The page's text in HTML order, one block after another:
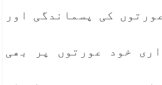
کی پسماندگی اور
خود عورتوں پر بھی